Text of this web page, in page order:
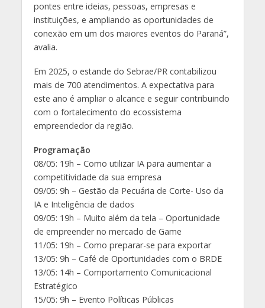
pontes entre ideias, pessoas, empresas e
instituições, e ampliando as oportunidades de
conexão em um dos maiores eventos do Paraná”,
avalia.
Em 2025, o estande do Sebrae/PR contabilizou
mais de 700 atendimentos. A expectativa para
este ano é ampliar o alcance e seguir contribuindo
com o fortalecimento do ecossistema
empreendedor da região.
Programação
08/05: 19h – Como utilizar IA para aumentar a
competitividade da sua empresa
09/05: 9h – Gestão da Pecuária de Corte- Uso da
IA e Inteligência de dados
09/05: 19h – Muito além da tela – Oportunidade
de empreender no mercado de Game
11/05: 19h – Como preparar-se para exportar
13/05: 9h – Café de Oportunidades com o BRDE
13/05: 14h – Comportamento Comunicacional
Estratégico
15/05: 9h – Evento Políticas Públicas